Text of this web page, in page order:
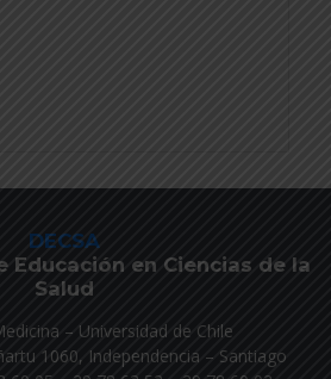
DECSA
Educación en Ciencias de la
Salud
– Universidad de Chile
1060, Independencia – Santiago